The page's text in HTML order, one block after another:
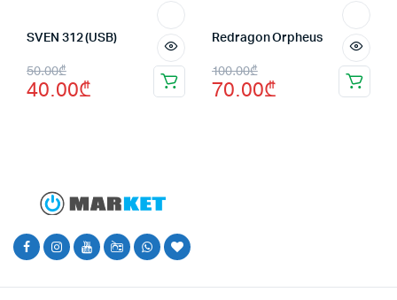
SVEN 312 (USB)
50.00₾
Первоначальная
цена
40.00₾
Текущая
цена:
Redragon Orpheus
100.00₾
Первоначальная
цена
70.00₾
Текущая
цена: